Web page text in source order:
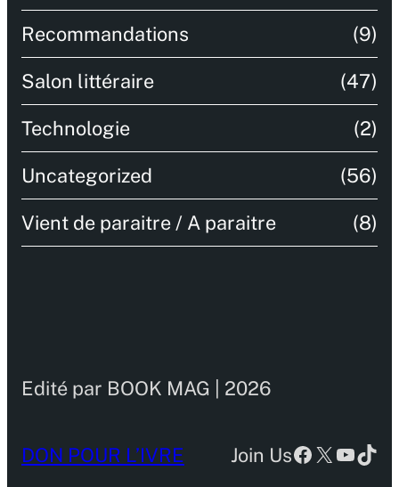
Recommandations (9)
Salon littéraire (47)
Technologie (2)
Uncategorized (56)
Vient de paraitre / A paraitre (8)
Edité par BOOK MAG | 2026
DON POUR L’IVRE Join UsFacebook
X